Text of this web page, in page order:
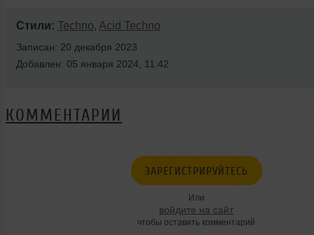
Стили: Techno, Acid Techno
Записан: 20 декабря 2023
Добавлен: 05 января 2024, 11:42
КОММЕНТАРИИ
ЗАРЕГИСТРИРУЙТЕСЬ
Или
войдите на сайт
чтобы оставить комментарий